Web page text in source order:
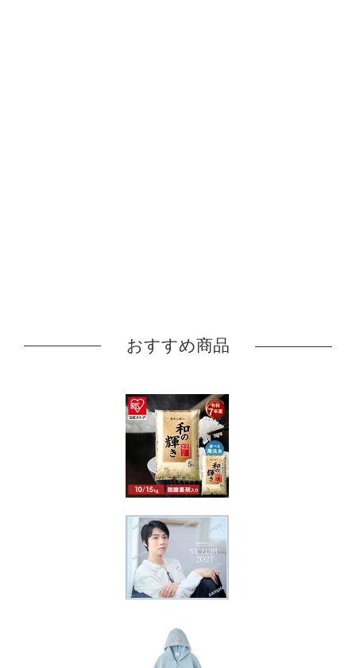
おすすめ商品